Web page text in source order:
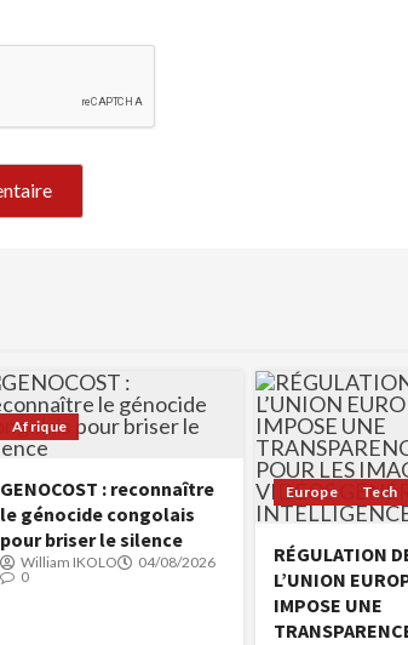
Afrique
GENOCOST : reconnaître
le génocide congolais
pour briser le silence
William IKOLO
04/08/2026
0
Europe Tech
RÉGULATION
L’UNION
IMPOSE UNE